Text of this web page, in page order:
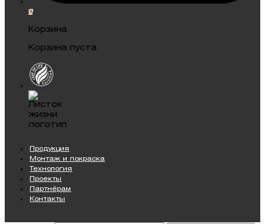
0
Корзина
Корзина пуста
Продукция
Монтаж и покраска
Технология
Проекты
Партнёрам
Контакты